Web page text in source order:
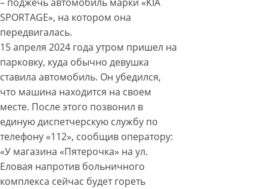
SPORTAGЕ», на котором она
передвигалась.
15 апреля 2024 года утром пришел на
парковку, куда обычно девушка
ставила автомобиль. Он убедился,
что машина находится на своем
месте. После этого позвонил в
единую диспетчерскую службу по
телефону «112», сообщив оператору:
«У магазина «Пятерочка» на ул.
Еловая напротив больничного
комплекса сейчас будет гореть